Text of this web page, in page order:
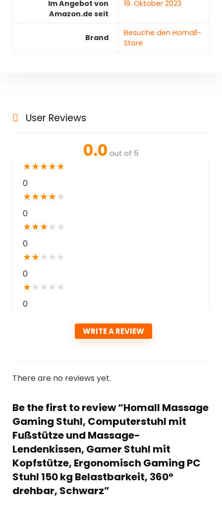
Im Angebot von
Amazon.de seit
19. Oktober 2023
Brand
Besuche den Homall-
Store
User Reviews
0.0 out of 5
★★★★★
0
★★★★★
0
★★★★ ★
0
★★★ ★ ★
0
★★ ★ ★ ★
0
WRITE A REVIEW
There are no reviews yet.
Be the first to review “Homall Massage
Gaming Stuhl, Computerstuhl mit
Fußstütze und Massage-
Lendenkissen, Gamer Stuhl mit
Kopfstütze, Ergonomisch Gaming PC
Stuhl 150 kg Belastbarkeit, 360°
drehbar, Schwarz”